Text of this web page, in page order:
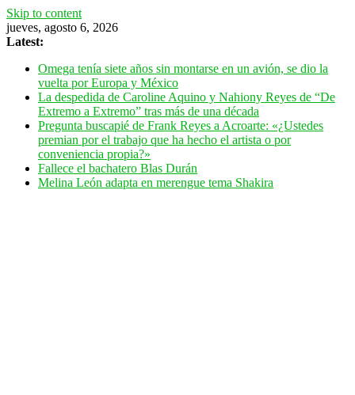
Skip to content
jueves, agosto 6, 2026
Latest:
Omega tenía siete años sin montarse en un avión, se dio la
vuelta por Europa y México
La despedida de Caroline Aquino y Nahiony Reyes de “De
Extremo a Extremo” tras más de una década
Pregunta buscapié de Frank Reyes a Acroarte: «¿Ustedes
premian por el trabajo que ha hecho el artista o por
conveniencia propia?»
Fallece el bachatero Blas Durán
Melina León adapta en merengue tema Shakira